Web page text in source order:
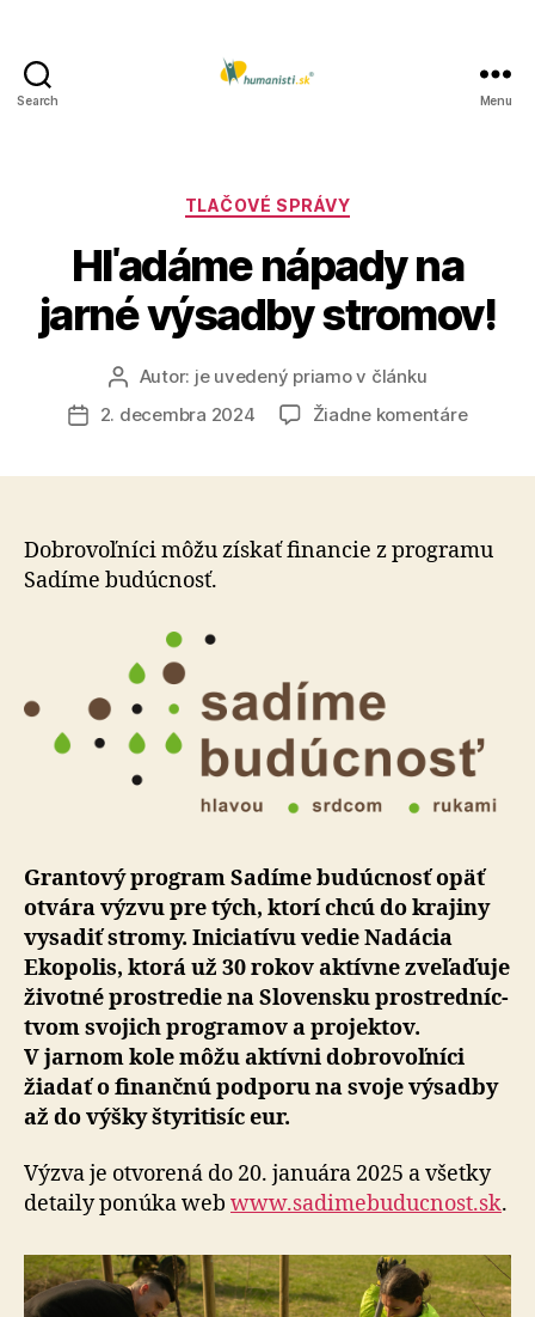
Search Menu
Kategórie
TLAČOVÉ SPRÁVY
Hľadáme nápady na
jarné výsadby stromov!
Autor
článku
Autor: je uvedený priamo v článku
Dátum2. decembra 2024 Žiadne komentárena
Dobrovoľníci môžu získať financie z programu
Sa­dí­me bu­dúcnosť.
Grantový program Sadíme budúcnosť opäť
otvára výzvu pre tých, ktorí chcú do kra­ji­ny
vysadiť stromy. Ini­cia­tí­vu vedie Nadácia
Ekopolis, ktorá už 30 rokov aktívne zveľaďuje
životné prostredie na Slo­ven­sku pro­stred­níc­
tvom svojich programov a pro­jek­tov.
V jarnom kole môžu aktívni dobro­voľ­ní­ci
žiadať o fi­nan­čnú pod­po­ru na svoje výsadby
až do výšky šty­ri­ti­síc eur.
Výzva je otvorená do 20. januára 2025 a všetky
detaily ponúka web www.sadimebuducnost.sk.